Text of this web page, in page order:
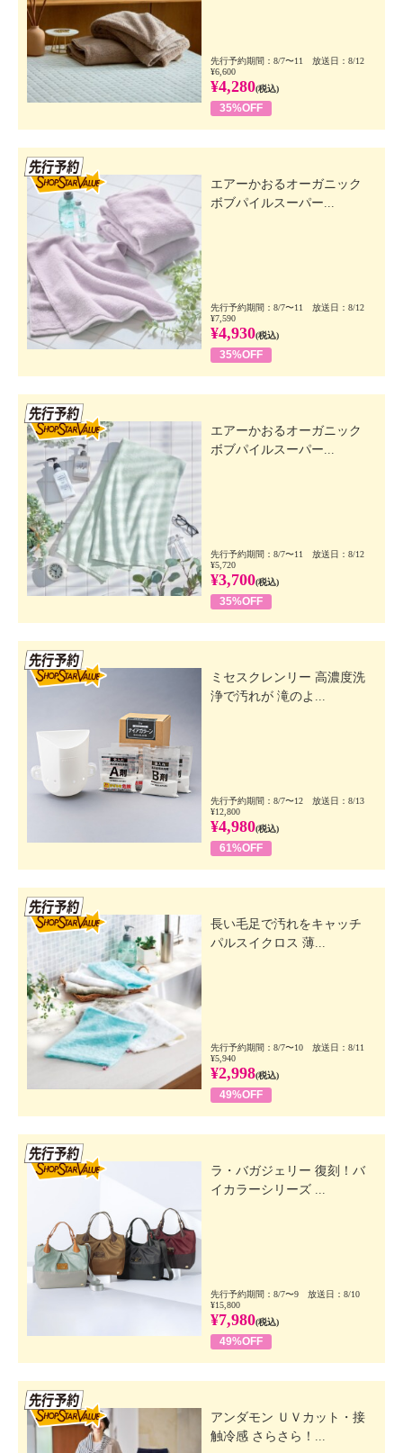
・なし
【原産国（地）】
・日本製
※パッケージ種別は「フレグランス・ボディ用保湿
先行予約期間：8/7〜11 放送日：8/12
¥6,600
¥4,280(税込)
35%OFF
エアーかおるオーガニック
ボブパイルスーパー...
先行予約期間：8/7〜11 放送日：8/12
¥7,590
¥4,930(税込)
35%OFF
エアーかおるオーガニック
ボブパイルスーパー...
先行予約期間：8/7〜11 放送日：8/12
¥5,720
¥3,700(税込)
35%OFF
ミセスクレンリー 高濃度洗
浄で汚れが 滝のよ...
先行予約期間：8/7〜12 放送日：8/13
¥12,800
¥4,980(税込)
61%OFF
長い毛足で汚れをキャッチ
パルスイクロス 薄...
先行予約期間：8/7〜10 放送日：8/11
¥5,940
¥2,998(税込)
49%OFF
ラ・バガジェリー 復刻！バ
イカラーシリーズ ...
先行予約期間：8/7〜9 放送日：8/10
¥15,800
¥7,980(税込)
49%OFF
アンダモン ＵＶカット・接
触冷感 さらさら！...